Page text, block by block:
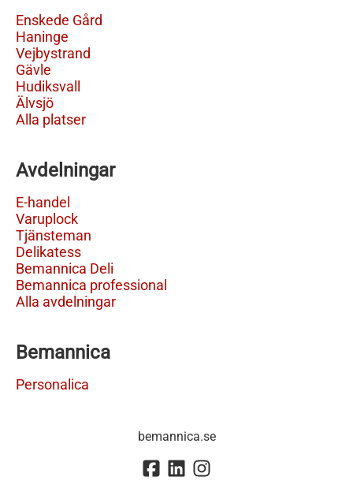
Enskede Gård
Haninge
Vejbystrand
Gävle
Hudiksvall
Älvsjö
Alla platser
Avdelningar
E-handel
Varuplock
Tjänsteman
Delikatess
Bemannica Deli
Bemannica professional
Alla avdelningar
Bemannica
Personalica
bemannica.se